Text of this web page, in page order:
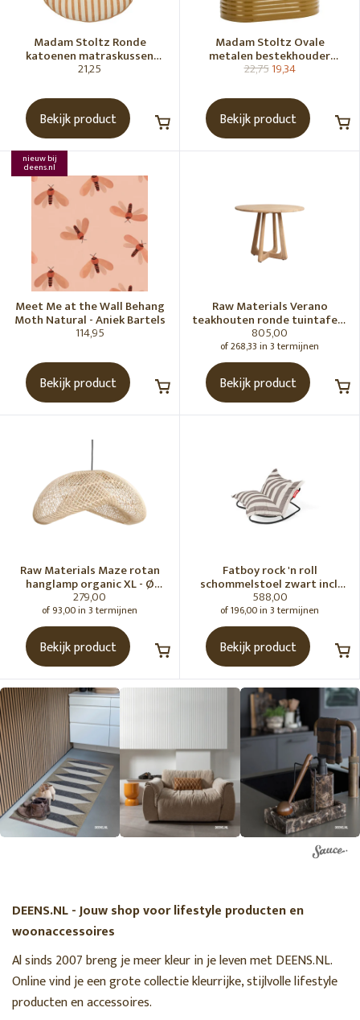
Madam Stoltz Ronde
katoenen matraskussen
Gebroken wit, donkere
21,25
Bekijk product
Madam Stoltz Ovale
metalen bestekhouder
Tapenade
22,7519,34
Bekijk product
nieuw bij
deens.nl
Meet Me at the Wall Behang
Moth Natural - Aniek Bartels
114,95
Bekijk product
Raw Materials Verano
teakhouten ronde tuintafel -
Ø100 cm
805,00
of 268,33 in 3 termijnen
Bekijk product
Raw Materials Maze rotan
hanglamp organic XL - Ø
75x31 cm
279,00
of 93,00 in 3 termijnen
Bekijk product
Fatboy rock 'n roll
schommelstoel zwart incl.
original Outdoor zitzak
Stripe Cacao
588,00
of 196,00 in 3 termijnen
Bekijk product
DEENS.NL - Jouw shop voor lifestyle producten en
woonaccessoires
Al sinds 2007 breng je meer kleur in je leven met DEENS.NL.
Online vind je een grote collectie kleurrijke, stijlvolle lifestyle
producten en accessoires.